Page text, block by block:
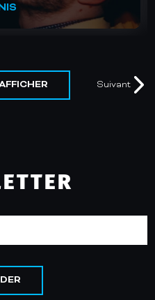
Suivant